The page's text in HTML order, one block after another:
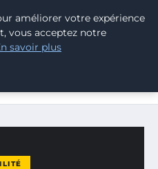
BLOG
DURABILITÉ
PRATIQUES INNOVANTES
améliorer votre expérience
vous acceptez notre
savoir plus